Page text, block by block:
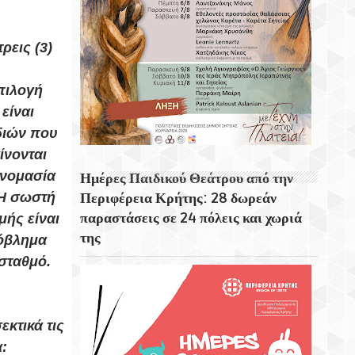
(3)
που
σωστή
είναι
τις
Ποντιακή Πόλη «Τραπεζόνδα»
Το Ρολόι Στη Βορειοανατολική Γωνιά Του
Δημοτικού Κήπου Χανίων
Η Μεσσήνη Η Τρίτη Μεγαλύτερη Πόλη Στη
Σικελία
Ημέρες Παιδικού Θεάτρου από την
Περιφέρεια Κρήτης: 28 δωρεάν
παραστάσεις σε 24 πόλεις και χωριά
της